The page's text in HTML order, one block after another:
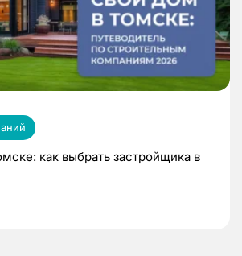
как выбрать застройщика в